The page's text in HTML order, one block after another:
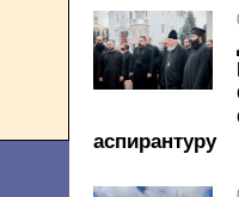
аспирантуру